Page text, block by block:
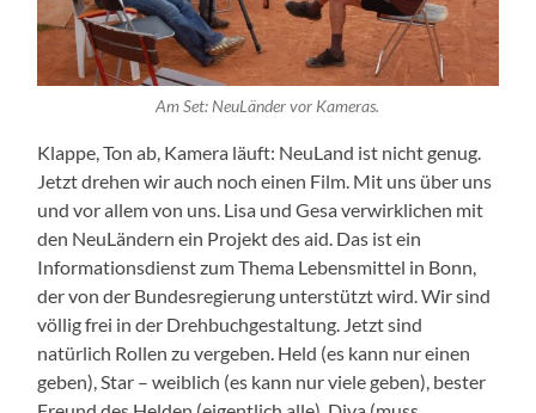
Am Set: NeuLänder vor Kameras.
Klappe, Ton ab, Kamera läuft: NeuLand ist nicht genug.
Jetzt drehen wir auch noch einen Film. Mit uns über uns
und vor allem von uns. Lisa und Gesa verwirklichen mit
den NeuLändern ein Projekt des aid. Das ist ein
Informationsdienst zum Thema Lebensmittel in Bonn,
der von der Bundesregierung unterstützt wird. Wir sind
völlig frei in der Drehbuchgestaltung. Jetzt sind
natürlich Rollen zu vergeben. Held (es kann nur einen
geben), Star – weiblich (es kann nur viele geben), bester